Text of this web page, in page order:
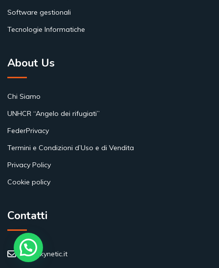
Software gestionali
Tecnologie Informatiche
About Us
Chi Siamo
UNHCR “Angelo dei rifugiati”
FederPrivacy
Termini e Condizioni d’Uso e di Vendita
Privacy Policy
Cookie policy
Contatti
info@kynetic.it